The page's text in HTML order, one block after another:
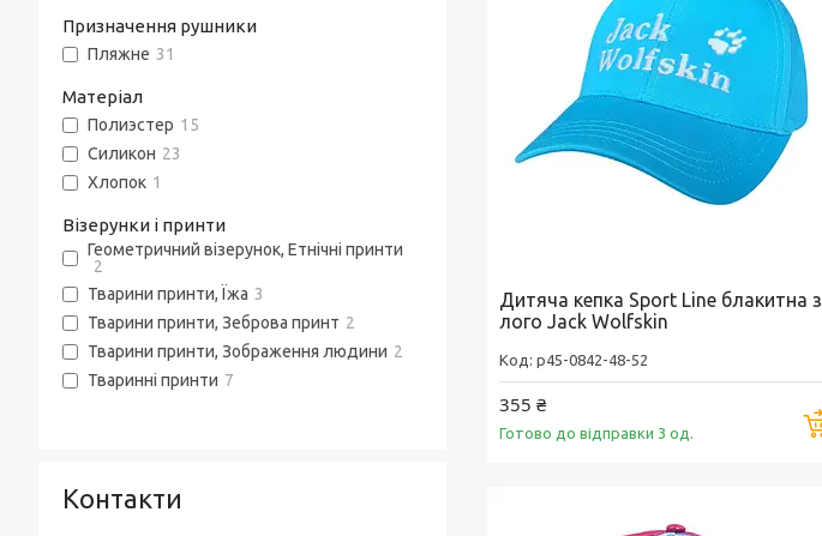
Дитяча кепка Sport Line блакитна з
лого Jack Wolfskin
p45-0842-48-52
355 ₴
Готово до відправки 3 од.
Призначення рушники
Пляжне 31
Матеріал
Полиэстер 15
Силикон 23
Хлопок 1
Візерунки і принти
Геометричний візерунок, Етнічні принти
2
Тварини принти, Їжа 3
Тварини принти, Зеброва принт 2
Тварини принти, Зображення людини 2
Тваринні принти 7
Контакти